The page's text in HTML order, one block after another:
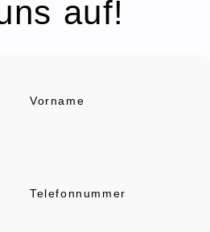
auf!
Vorname
Telefonnummer